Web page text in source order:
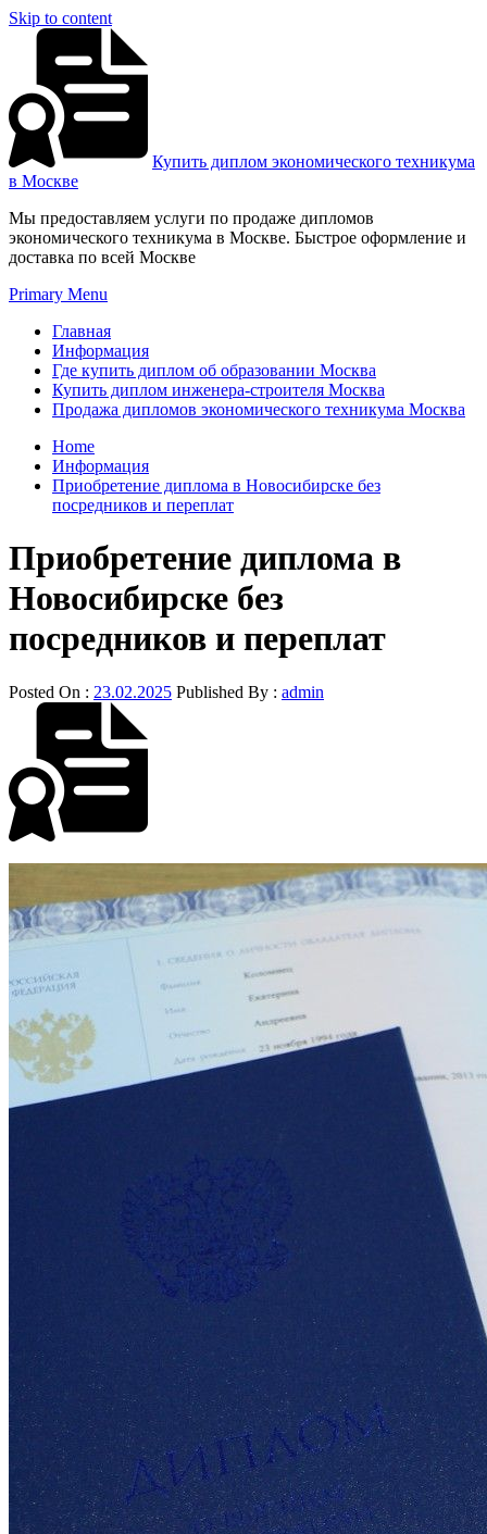
Skip to content
Купить диплом экономического техникума
в Москве
Мы предоставляем услуги по продаже дипломов
экономического техникума в Москве. Быстрое оформление и
доставка по всей Москве
Primary Menu
Главная
Информация
Где купить диплом об образовании Москва
Купить диплом инженера-строителя Москва
Продажа дипломов экономического техникума Москва
Home
Информация
Приобретение диплома в Новосибирске без
посредников и переплат
Приобретение диплома в
Новосибирске без
посредников и переплат
Posted On : 23.02.2025 Published By : admin